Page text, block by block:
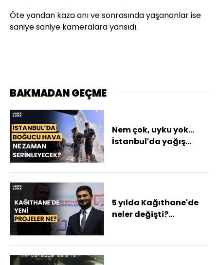
Öte yandan kaza anı ve sonrasında yaşananlar ise
saniye saniye kameralara yansıdı.
BAKMADAN GEÇME
Nem çok, uyku yok...
İstanbul'da yağış
yanıtladı
5 yılda Kağıthane'de
neler değişti?
Öztekin yanıtladı